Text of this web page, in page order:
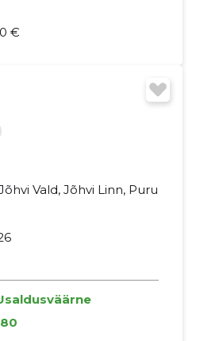
€
Vald, Jõhvi Linn, Puru